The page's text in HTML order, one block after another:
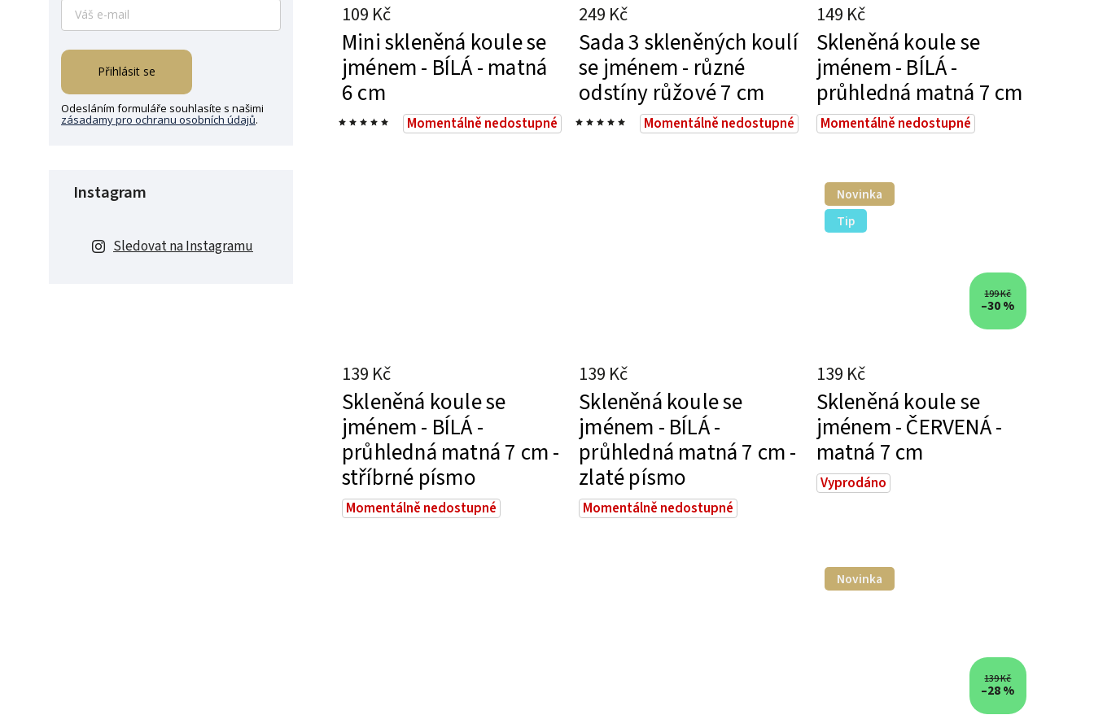
Přihlásit se
Odesláním formuláře souhlasíte s našimi
zásadamy pro ochranu osobních údajů.
Instagram
Sledovat na Instagramu
Mini skleněná koule se
jménem - BÍLÁ - matná
6 cm
Momentálně nedostupné
109 Kč
Sada 3 skleněných koulí
se jménem - různé
odstíny růžové 7 cm
Momentálně nedostupné
249 Kč
Skleněná koule se
jménem - BÍLÁ -
průhledná matná 7 cm
Momentálně nedostupné
149 Kč
Skleněná koule se
jménem - BÍLÁ -
průhledná matná 7 cm -
stříbrné písmo
Momentálně nedostupné
139 Kč
Skleněná koule se
jménem - BÍLÁ -
průhledná matná 7 cm -
zlaté písmo
Momentálně nedostupné
139 Kč
Novinka
Tip
199 Kč
–30 %
Skleněná koule se
jménem - ČERVENÁ -
matná 7 cm
Vyprodáno
139 Kč
Novinka
139 Kč
–28 %